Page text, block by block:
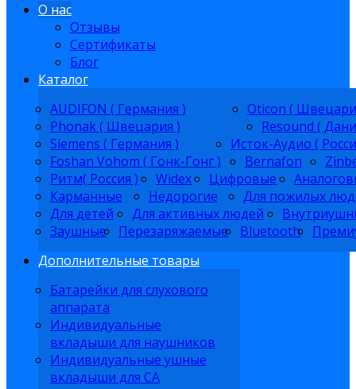
О нас
Отзывы
Сертификаты
Блог
Каталог
AUDIFON ( Германия )
Oticon (
Phonak ( Швецария )
Resound (
Siemens ( Германия )
Исток-Аудио (
Foshan Vohom ( Гонк-Гонг )
Bernafon
Ритм( Россия )
Widex Цифровые
Карманные
Недорогие
Для пожилых
Для детей
Для активных людей
Заушные
Перезаряжаемые Bluetooth
Дополнительные товары
Батарейки для слухового
аппарата
Индивидуальные
вкладыши для наушников
Индивидуальные ушные
вкладыши для СА